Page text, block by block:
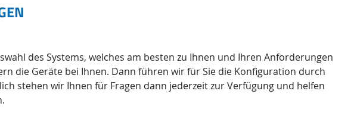
des Systems, welches am besten zu Ihnen und Ihren Anforderungen
die Geräte bei Ihnen. Dann führen wir für Sie die Konfiguration durch
stehen wir Ihnen für Fragen dann jederzeit zur Verfügung und helfen